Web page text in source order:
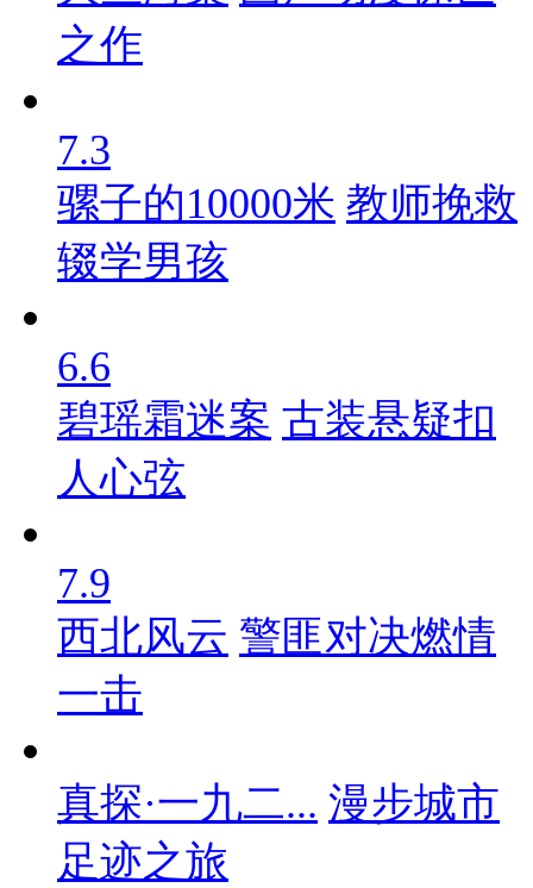
之作
7.3
骡子的10000米 教师挽救
辍学男孩
6.6
碧瑶霜迷案 古装悬疑扣
人心弦
7.9
西北风云 警匪对决燃情
一击
真探·一九二... 漫步城市
足迹之旅